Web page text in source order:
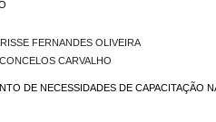
FERNANDES OLIVEIRA
CARVALHO
DE NECESSIDADES DE CAPACITAÇÃO